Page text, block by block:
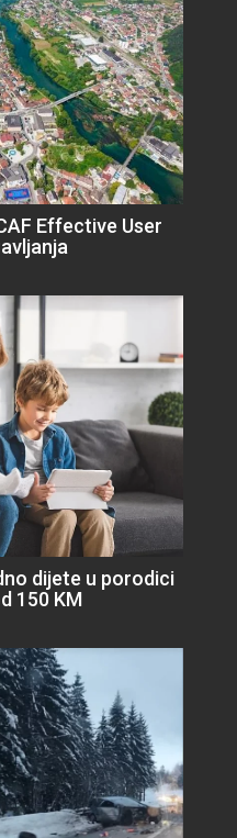
Effective User
dijete u porodici
150 KM